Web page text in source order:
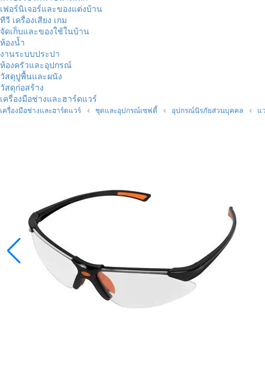
เฟอร์นิเจอร์และของแต่งบ้าน
ทีวี เครื่องเสียง เกม
จัดเก็บและของใช้ในบ้าน
ห้องน้ำ
งานระบบประปา
ห้องครัวและอุปกรณ์
วัสดุปูพื้นและผนัง
วัสดุก่อสร้าง
เครื่องมือช่างและฮาร์ดแวร์
เครื่องมือช่างและฮาร์ดแวร์ ชุดและอุปกรณ์เซฟตี้ อุปกรณ์นิรภัยส่วนบุคคล แ